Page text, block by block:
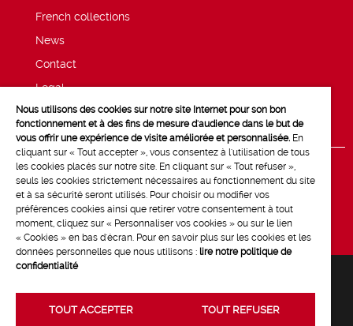
French collections
News
Contact
Legal
Privacy and cookie policy
Nous utilisons des cookies sur notre site Internet pour son bon
fonctionnement et à des fins de mesure d'audience dans le but de
vous offrir une expérience de visite améliorée et personnalisée. En
cliquant sur « Tout accepter », vous consentez à l'utilisation de tous
les cookies placés sur notre site. En cliquant sur « Tout refuser »,
seuls les cookies strictement nécessaires au fonctionnement du site
et à sa sécurité seront utilisés. Pour choisir ou modifier vos
préférences cookies ainsi que retirer votre consentement à tout
moment, cliquez sur « Personnaliser vos cookies » ou sur le lien
« Cookies » en bas d'écran. Pour en savoir plus sur les cookies et les
données personnelles que nous utilisons : lire notre politique de
confidentialité
TOUT ACCEPTER TOUT REFUSER